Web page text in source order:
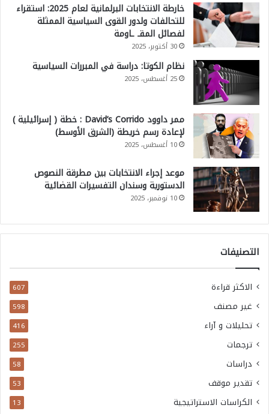
خارطة الانتخابات البرلمانية لعام 2025: استقراء
للتحالفات ولدور القوى السياسية الممثلة
لفصائل المقـ ـاومة
30 أكتوبر، 2025
نظام الكوتا: دراسة في المبررات السياسية
25 أغسطس، 2025
ممر داوود David’s Corrido : خطة ( إسرائيلية )
لإعادة رسم خريطة (الشرق الأوسط)
10 أغسطس، 2025
موعد إجراء الانتخابات بين مطرقة النصوص
الدستورية وسندان التفسيرات القضائية
10 نوفمبر، 2025
التصنيفات
الاكثر قراءة 607
غير مصنف 598
تحليلات و آراء 416
ترجمات 255
دراسات 58
تقدير موقف 53
الكراسات الاستراتيجية 13